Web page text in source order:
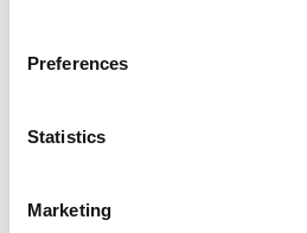
Preferences
Statistics
Marketing
Anticipare i
L'obbligo in Spagna
fatturazione, flussi di